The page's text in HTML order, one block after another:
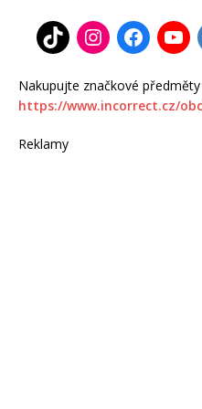
Nakupujte značkové
https://www.incorrect.cz/
Reklamy